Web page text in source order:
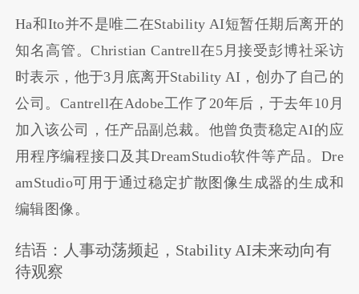
Ha和Ito并不是唯二在Stability AI短暂任期后离开的
知名高管。Christian Cantrell在5月接受彭博社采访
时表示，他于3月底离开Stability AI，创办了自己的
公司。Cantrell在Adobe工作了20年后，于去年10月
加入该公司，任产品副总裁。他曾负责稳定AI的应
用程序编程接口及其DreamStudio软件等产品。Dre
amStudio可用于通过稳定扩散图像生成器的生成和
编辑图像。
结语：人事动荡频起，Stability AI未来动向有
待观察